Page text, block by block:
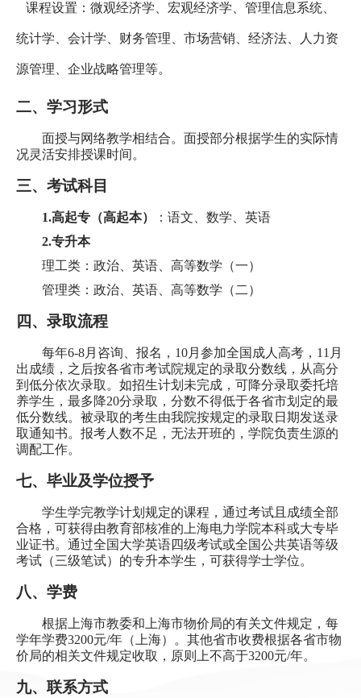
课程设置：微观经济学、宏观经济学、管理信息系统、
统计学、会计学、财务管理、市场营销、经济法、人力资
源管理、企业战略管理等。
二、学习形式
面授与网络教学相结合。面授部分根据学生的实际情
况灵活安排授课时间。
三、考试科目
1.高起专（高起本）
：语文、数学、英语
2.专升本
理工类：政治、英语、高等数学（一）
管理类：政治、英语、高等数学（二）
四、录取流程
每年6-8月咨询、报名， 10月参加全国成人高考， 11 月
出成绩，之后按各省市考试院规定的录取分数线，从高分
到低分依次录取。如招生计划未完成，可降分录取委托培
养学生，最多降20分录取，分数不得低于各省市划定的最
低分数线。被录取的考生由我院按规定的录取日期发送录
取通知书。报考人数不足，无法开班的，学院负责生源的
调配工作。
七、毕业及学位授予
学生学完教学计划规定的课程，通过考试且成绩全部
合格，可获得由教育部核准的上海电力学院本科或大专毕
业证书。通过全国大学英语四级考试或全国公共英语等级
考试（三级笔试）的专升本学生，可获得学士学位。
八、学费
根据上海市教委和上海市物价局的有关文件规定，每
学年学费3200元/年（上海）。其他省市收费根据各省市物
价局的相关文件规定收取，原则上不高于3200元/年。
九、联系方式